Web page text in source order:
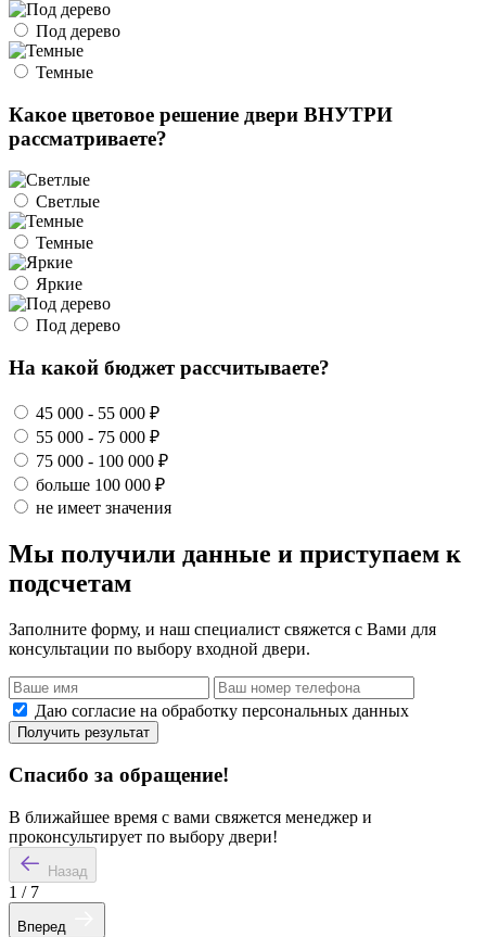
Под дерево
Темные
Какое цветовое решение двери ВНУТРИ
рассматриваете?
Светлые
Темные
Яркие
Под дерево
На какой бюджет рассчитываете?
45 000 - 55 000 ₽
55 000 - 75 000 ₽
75 000 - 100 000 ₽
больше 100 000 ₽
не имеет значения
Мы получили данные и приступаем к
подсчетам
Заполните форму, и наш специалист свяжется с Вами для
консультации по выбору входной двери.
Даю согласие на обработку персональных данных
Получить результат
Спасибо за обращение!
В ближайшее время с вами свяжется менеджер и
проконсультирует по выбору двери!
Назад
1 / 7
Вперед